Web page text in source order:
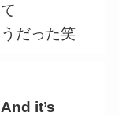
だった笑
it’s